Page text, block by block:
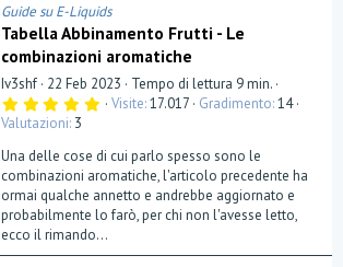
Guide su E-Liquids
Tabella Abbinamento Frutti - Le
combinazioni aromatiche
Iv3shf 22 Feb 2023
Tempo di lettura 9 min.
5
0
s
t
e
l
l
(
e
Visite 17.017 Gradimento 14
Valutazioni 3
Una delle cose di cui parlo spesso sono le
combinazioni aromatiche, l'articolo precedente ha
ormai qualche annetto e andrebbe aggiornato e
probabilmente lo farò, per chi non l'avesse letto,
ecco il rimando...